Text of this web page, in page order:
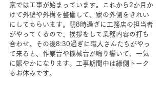
家では工事が始まっています。これから2か月か
けて外壁や外構を整備して、家の外側をきれい
にしてもらいます。朝8時過ぎに工務店の担当者
がやってくるので、挨拶をして業務内容の打ち
合わせ。その後8:30過ぎに職人さんたちがやっ
て来ると、作業音や機械音が鳴り響いて、一気
に賑やかになります。工事期間中は縁側トーク
もお休みです。